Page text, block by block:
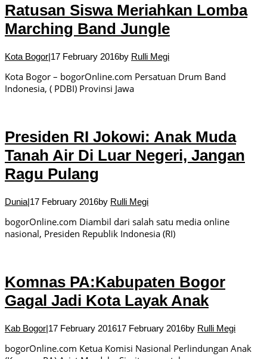
Ratusan Siswa Meriahkan Lomba
Marching Band Jungle
Kota Bogor|17 February 2016by Rulli Megi
Kota Bogor – bogorOnline.com Persatuan Drum Band
Indonesia, ( PDBI) Provinsi Jawa
Presiden RI Jokowi: Anak Muda
Tanah Air Di Luar Negeri, Jangan
Ragu Pulang
Dunia|17 February 2016by Rulli Megi
bogorOnline.com Diambil dari salah satu media online
nasional, Presiden Republik Indonesia (RI)
Komnas PA:Kabupaten Bogor
Gagal Jadi Kota Layak Anak
Kab Bogor|17 February 201617 February 2016by Rulli Megi
bogorOnline.com Ketua Komisi Nasional Perlindungan Anak